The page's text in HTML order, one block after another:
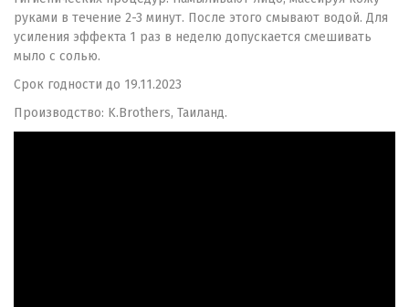
руками в течение 2-3 минут. После этого смывают водой. Для
усиления эффекта 1 раз в неделю допускается смешивать
мыло с солью.
Срок годности до 19.11.2023
Производство: K.Brothers, Таиланд.